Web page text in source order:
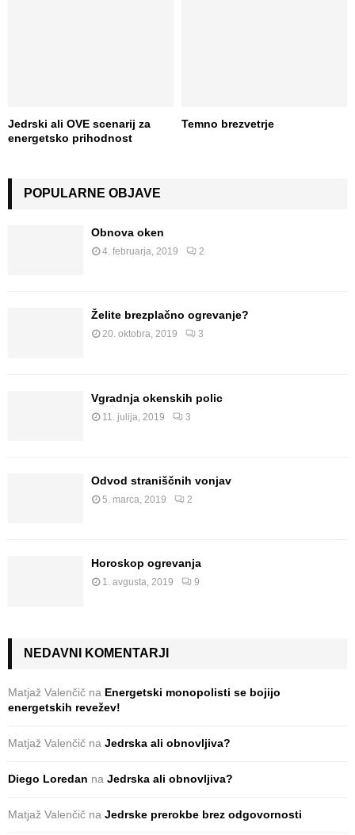
Jedrski ali OVE scenarij za
energetsko prihodnost
Temno brezvetrje
POPULARNE OBJAVE
Obnova oken
4. februarja, 2019 2
Želite brezplačno ogrevanje?
20. oktobra, 2019 3
Vgradnja okenskih polic
11. julija, 2019 3
Odvod straniščnih vonjav
5. marca, 2019 2
Horoskop ogrevanja
1. avgusta, 2019 9
NEDAVNI KOMENTARJI
Matjaž Valenčič na Energetski monopolisti se bojijo
energetskih revežev!
Matjaž Valenčič na Jedrska ali obnovljiva?
Diego Loredan na Jedrska ali obnovljiva?
Matjaž Valenčič na Jedrske prerokbe brez odgovornosti